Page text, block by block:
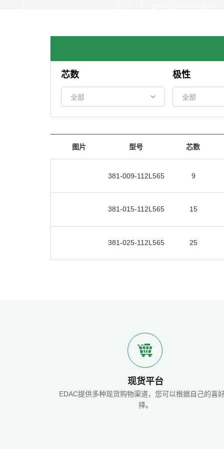
芯数 极性
图片 型号 芯数
381-009-112L565 9
381-015-112L565 15
381-025-112L565 25
现货平台
EDAC提供多种现货购物渠道，您可以根据自己的喜
择。